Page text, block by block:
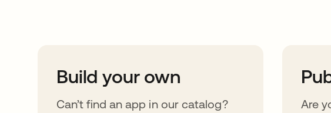
Build your own
Can’t find an app in our catalog?
Are